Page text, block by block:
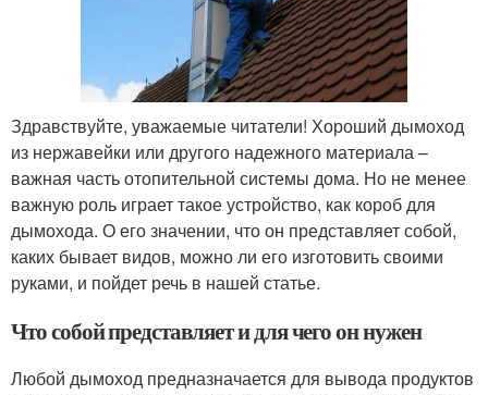
Здравствуйте, уважаемые читатели! Хороший дымоход
из нержавейки или другого надежного материала –
важная часть отопительной системы дома. Но не менее
важную роль играет такое устройство, как короб для
дымохода. О его значении, что он представляет собой,
каких бывает видов, можно ли его изготовить своими
руками, и пойдет речь в нашей статье.
Что собой представляет и для чего он нужен
Любой дымоход предназначается для вывода продуктов